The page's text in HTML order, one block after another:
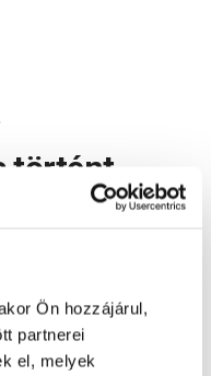
Ön hozzájárul,
partnerei
el, melyek
történt